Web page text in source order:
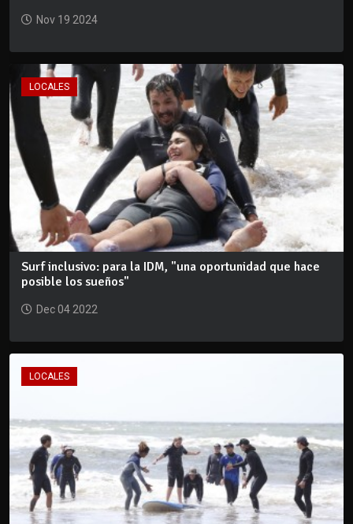
Nov 19 2024
LOCALES
Surf inclusivo: para la IDM, "una oportunidad que hace
posible los sueños"
Dec 04 2022
LOCALES